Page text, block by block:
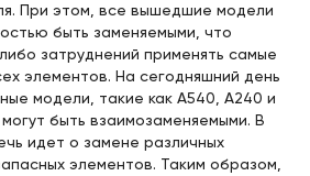
При этом, все вышедшие модели
быть заменяемыми, что
затруднений применять самые
элементов. На сегодняшний день
модели, такие как A540, A240 и
быть взаимозаменяемыми. В
идет о замене различных
элементов. Таким образом,